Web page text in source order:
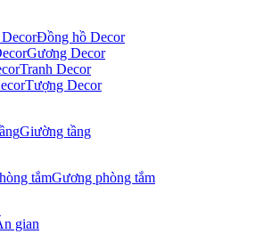
Đồng hồ Decor
Gương Decor
Tranh Decor
Tượng Decor
Giường tầng
Gương phòng tắm
gian